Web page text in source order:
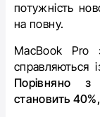
потужність
на повну.
MacBook
справляються
Порівняно
становить